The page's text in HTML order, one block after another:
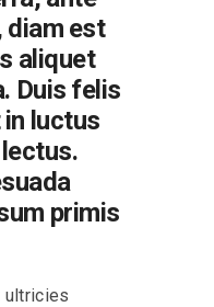
diam est
aliquet
Duis felis
luctus
primis
ultricies